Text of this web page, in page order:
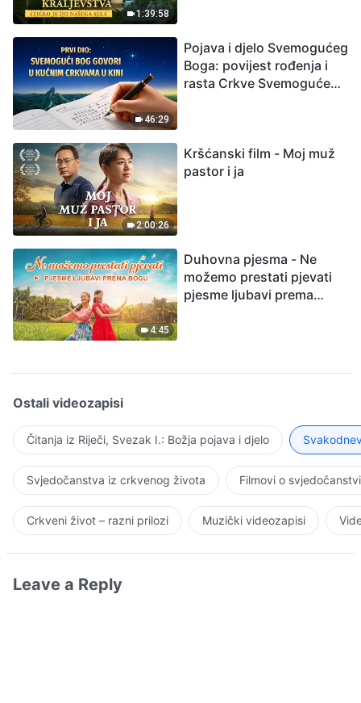
1:39:58
46:29
Pojava i djelo Svemogućeg
Boga: povijest rođenja i
rasta Crkve Svemogućeg
2:00:26
Kršćanski film - Moj muž
pastor i ja
4:45
Duhovna pjesma - Ne
možemo prestati pjevati
pjesme ljubavi prema
Ostali videozapisi
Čitanja iz Riječi, Svezak I.: Božja pojava i djelo
Svjedočanstva iz crkvenog života Filmovi o
Crkveni život – razni prilozi Muzički videozapisi
Leave a Reply